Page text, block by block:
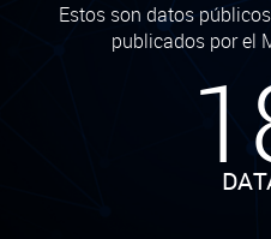
Estos son datos
publicados por el